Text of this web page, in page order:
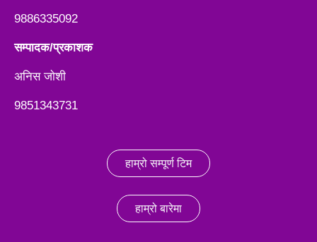
9886335092
सम्पादक/प्रकाशक
अनिस जाेशी
9851343731
हाम्रो सम्पूर्ण टिम
हाम्रो बारेमा